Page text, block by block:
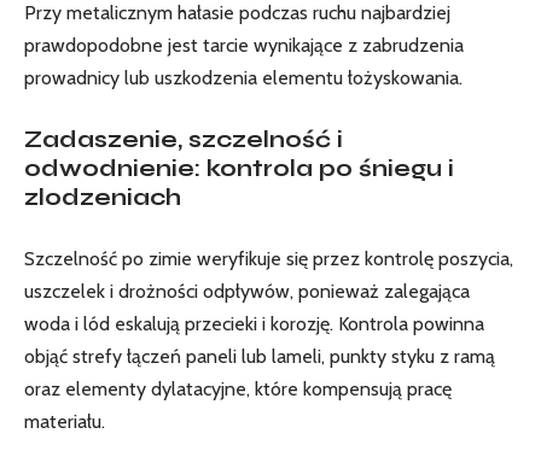
Przy metalicznym hałasie podczas ruchu najbardziej
prawdopodobne jest tarcie wynikające z zabrudzenia
prowadnicy lub uszkodzenia elementu łożyskowania.
Zadaszenie, szczelność i
odwodnienie: kontrola po śniegu i
zlodzeniach
Szczelność po zimie weryfikuje się przez kontrolę poszycia,
uszczelek i drożności odpływów, ponieważ zalegająca
woda i lód eskalują przecieki i korozję. Kontrola powinna
objąć strefy łączeń paneli lub lameli, punkty styku z ramą
oraz elementy dylatacyjne, które kompensują pracę
materiału.